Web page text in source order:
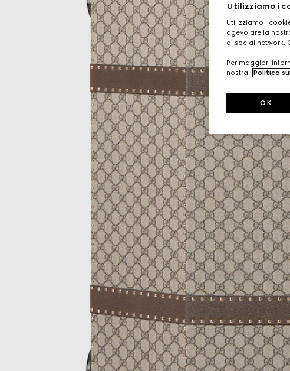
Utilizziamo i
Utilizziamo i
agevolare la
di social network.
Per maggiori
nostra
Politica
OK